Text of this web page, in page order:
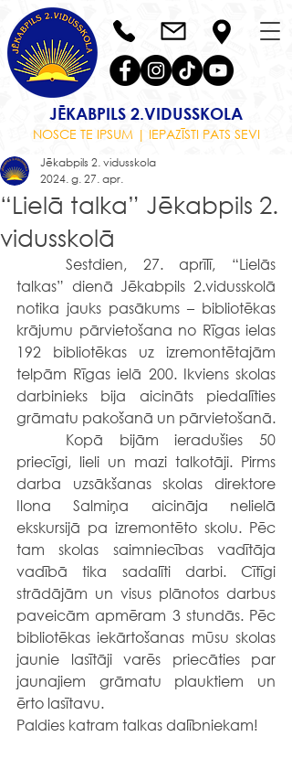
JĒKABPILS 2.VIDUSSKOLA
NOSCE TE IPSUM | IEPAZĪSTI PATS SEVI
“Lielā talka” Jēkabpils 2.
vidusskolā
Jēkabpils 2. vidusskola
2024. g. 27. apr.
talkas” dienā Jēkabpils 2.vidusskolā
notika jauks pasākums – bibliotēkas
krājumu pārvietošana no Rīgas ielas
192 bibliotēkas uz izremontētajām
telpām Rīgas ielā 200. Ikviens skolas
darbinieks bija aicināts piedalīties
grāmatu pakošanā un pārvietošanā.
priecīgi, lieli un mazi talkotāji. Pirms
darba uzsākšanas skolas direktore
Ilona Salmiņa aicināja nelielā
ekskursijā pa izremontēto skolu. Pēc
tam skolas saimniecības vadītāja
vadībā tika sadalīti darbi. Cītīgi
strādājām un visus plānotos darbus
paveicām apmēram 3 stundās. Pēc
bibliotēkas iekārtošanas mūsu skolas
jaunie lasītāji varēs priecāties par
jaunajiem grāmatu plauktiem un
ērto lasītavu.
Paldies katram talkas dalībniekam!